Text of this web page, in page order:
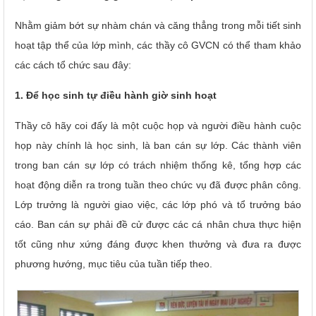
Nhằm giảm bớt sự nhàm chán và căng thẳng trong mỗi tiết sinh
hoạt tập thể của lớp mình, các thầy cô GVCN có thể tham khảo
các cách tổ chức sau đây:
1. Để học sinh tự điều hành giờ sinh hoạt
Thầy cô hãy coi đấy là một cuộc họp và người điều hành cuộc
họp này chính là học sinh, là ban cán sự lớp. Các thành viên
trong ban cán sự lớp có trách nhiệm thống kê, tổng hợp các
hoạt động diễn ra trong tuần theo chức vụ đã được phân công.
Lớp trưởng là người giao việc, các lớp phó và tổ trưởng báo
cáo. Ban cán sự phải đề cử được các cá nhân chưa thực hiện
tốt cũng như xứng đáng được khen thưởng và đưa ra được
phương hướng, mục tiêu của tuần tiếp theo.